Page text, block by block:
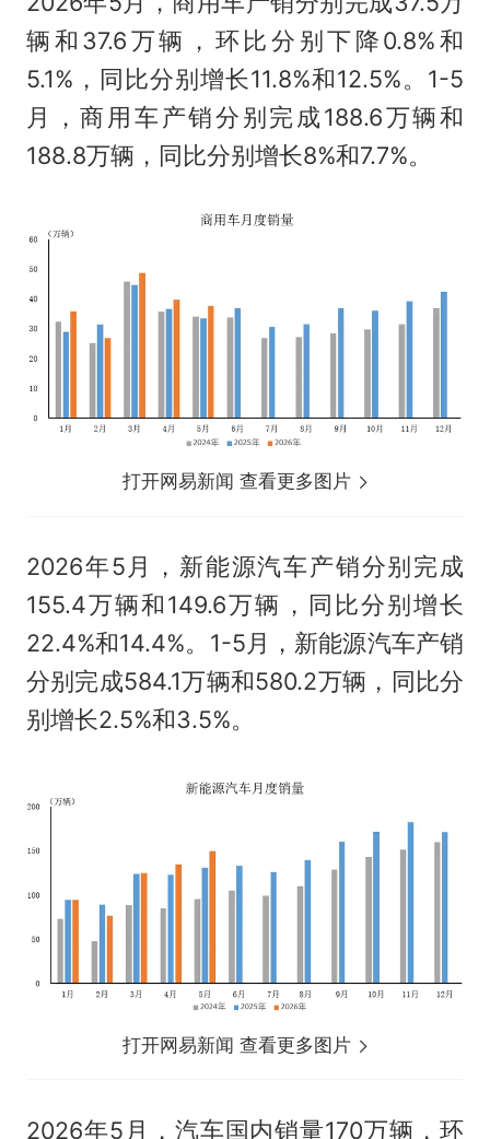
辆和37.6万辆，环比分别下降0.8%和
5.1%，同比分别增长11.8%和12.5%。1-5
月，商用车产销分别完成188.6万辆和
188.8万辆，同比分别增长8%和7.7%。
打开网易新闻 查看更多图片
2026年5月，新能源汽车产销分别完成
155.4万辆和149.6万辆，同比分别增长
22.4%和14.4%。1-5月，新能源汽车产销
分别完成584.1万辆和580.2万辆，同比分
别增长2.5%和3.5%。
打开网易新闻 查看更多图片
2026年5月，汽车国内销量170万辆，环